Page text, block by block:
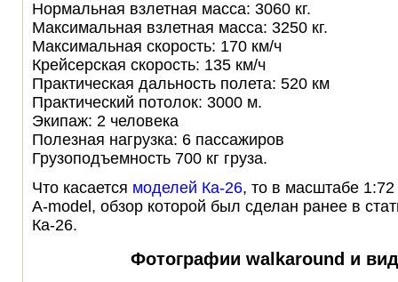
Нормальная взлетная масса: 3060 кг.
Максимальная взлетная масса: 3250 кг.
Максимальная скорость: 170 км/ч
Крейсерская скорость: 135 км/ч
Практическая дальность полета: 520 км
Практический потолок: 3000 м.
Экипаж: 2 человека
Полезная нагрузка: 6 пассажиров
Грузоподъемность 700 кг груза.
Что касается моделей Ка-26, то в масштабе
A-model, обзор которой был сделан ранее в
Ка-26.
Фотографии walkaround и